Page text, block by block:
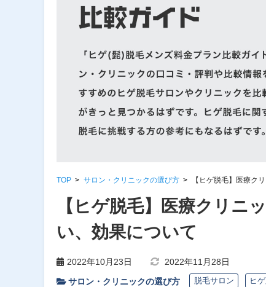
TOP サロン・クリニックの選び方 【ヒゲ脱毛】医療ク
【ヒゲ脱毛】医療クリニ
い、効果について
2022年10月23日
2022年11月28日
サロン・クリニックの選び方
脱毛サロン ヒ